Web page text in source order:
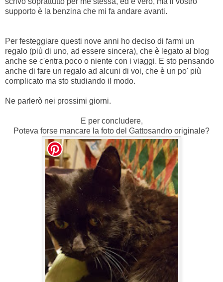
supporto è la benzina che mi fa andare avanti.
Per festeggiare questi nove anni ho deciso di farmi un
regalo (più di uno, ad essere sincera), che è legato al blog
anche se c'entra poco o niente con i viaggi. E sto pensando
anche di fare un regalo ad alcuni di voi, che è un po' più
complicato ma sto studiando il modo.
Ne parlerò nei prossimi giorni.
E per concludere,
Poteva forse mancare la foto del Gattosandro originale?